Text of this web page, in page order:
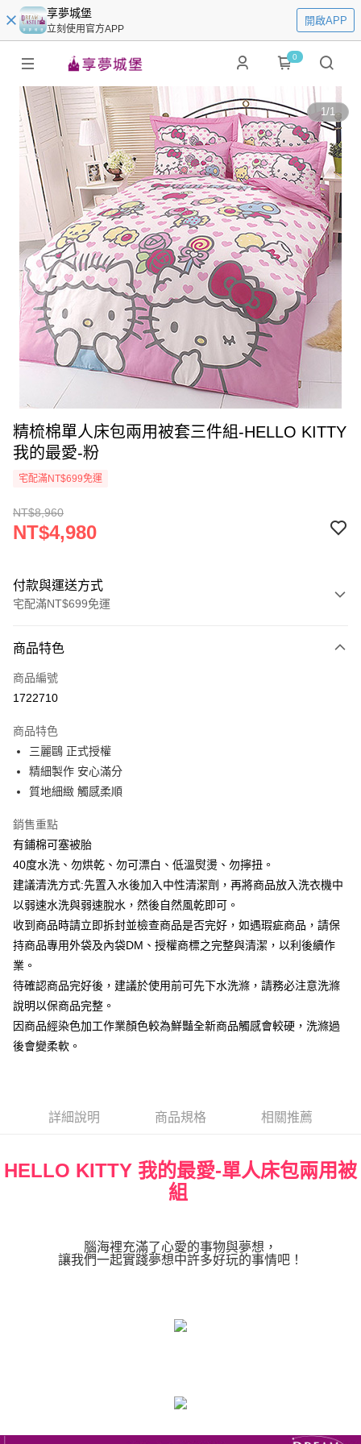
享夢城堡
立刻使用官方APP
開啟APP
0
1/1
精梳棉單人床包兩用被套三件組-HELLO KITTY
我的最愛-粉
宅配滿NT$699免運
NT$8,960
NT$4,980
付款與運送方式
宅配滿NT$699免運
信用卡一次付款
LINE Pay
街口支付
悠遊付
ATM付款
宅配
每筆NT$80，滿NT$699(含以上)免運費
商品特色
商品編號
1722710
商品特色
三麗鷗 正式授權
精細製作 安心滿分
質地細緻 觸感柔順
銷售重點
有鋪棉可塞被胎
40度水洗、勿烘乾、勿可漂白、低溫熨燙、勿擰扭。
建議清洗方式:先置入水後加入中性清潔劑，再將商品放入洗衣機中
以弱速水洗與弱速脫水，然後自然風乾即可。
收到商品時請立即拆封並檢查商品是否完好，如遇瑕疵商品，請保
持商品專用外袋及內袋DM、授權商標之完整與清潔，以利後續作
業。
待確認商品完好後，建議於使用前可先下水洗滌，請務必注意洗滌
說明以保商品完整。
因商品經染色加工作業顏色較為鮮豔全新商品觸感會較硬，洗滌過
後會變柔軟。
詳細說明 商品規格 相關推薦
HELLO KITTY 我的最愛-單人床包兩用被
組
腦海裡充滿了心愛的事物與夢想，
讓我們一起實踐夢想中許多好玩的事情吧！